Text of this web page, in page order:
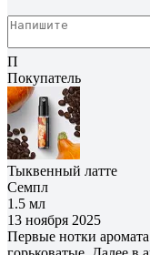
П
Покупатель
Тыквенный латте
Семпл
1.5 мл
13 ноября 2025
Первые нотки